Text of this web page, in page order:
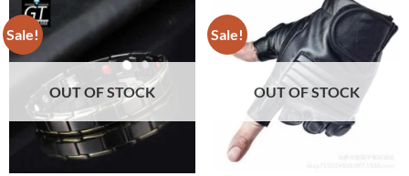
Sale!
OUT OF STOCK
Sale!
OUT OF STOCK